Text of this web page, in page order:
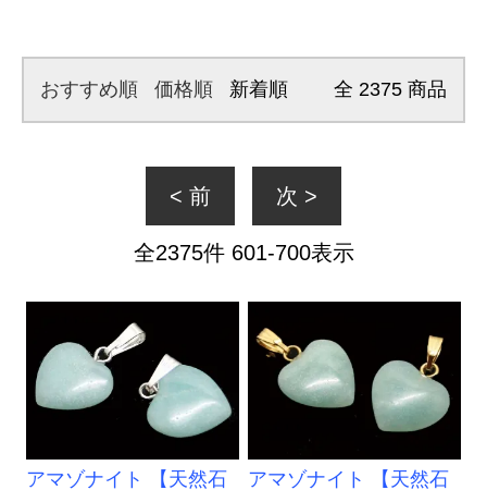
おすすめ順 価格順 新着順 全 2375 商品
< 前 次 >
全2375件 601-700表示
アマゾナイト 【天然石
アマゾナイト 【天然石